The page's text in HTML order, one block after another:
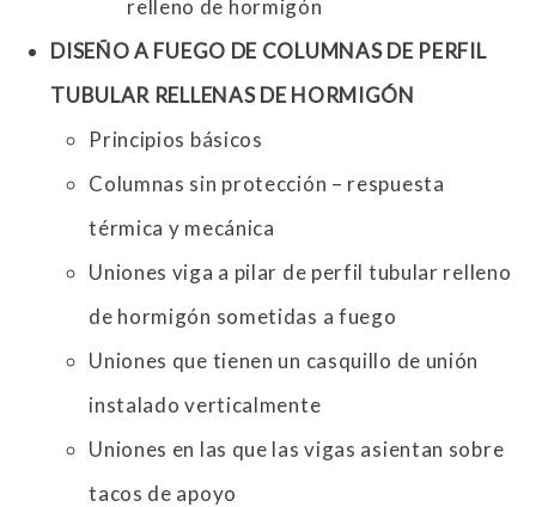
relleno de hormigón
DISEÑO A FUEGO DE COLUMNAS DE PERFIL
TUBULAR RELLENAS DE HORMIGÓN
Principios básicos
Columnas sin protección – respuesta
térmica y mecánica
Uniones viga a pilar de perfil tubular relleno
de hormigón sometidas a fuego
Uniones que tienen un casquillo de unión
instalado verticalmente
Uniones en las que las vigas asientan sobre
tacos de apoyo